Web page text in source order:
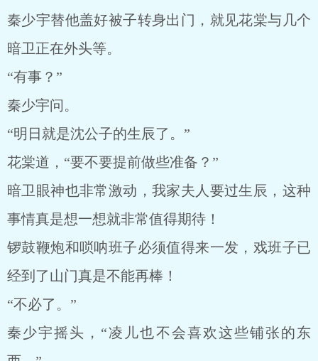
秦少宇替他盖好被子转身出门，就见花棠与几个
暗卫正在外头等。
“有事？”
秦少宇问。
“明日就是沈公子的生辰了。”
花棠道，“要不要提前做些准备？”
暗卫眼神也非常激动，我家夫人要过生辰，这种
事情真是想一想就非常值得期待！
锣鼓鞭炮和唢呐班子必须值得来一发，戏班子已
经到了山门真是不能再棒！
“不必了。”
秦少宇摇头，“凌儿也不会喜欢这些铺张的东